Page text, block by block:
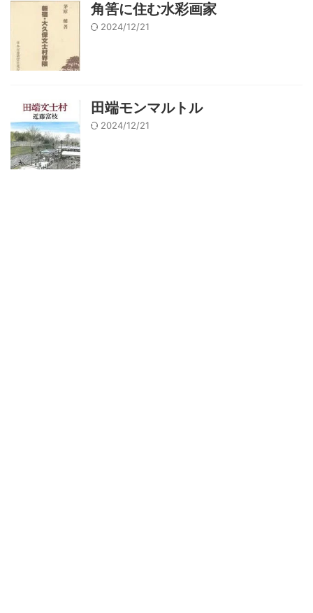
角筈に住む水彩画家
2024/12/21
田端モンマルトル
2024/12/21